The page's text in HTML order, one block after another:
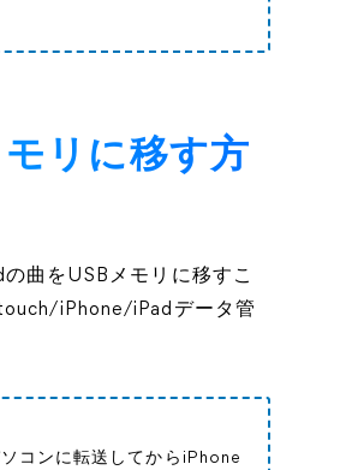
モリに移す方
曲をUSBメモリに移すこ
iPhone/iPadデータ管
コンに転送してからiPhone